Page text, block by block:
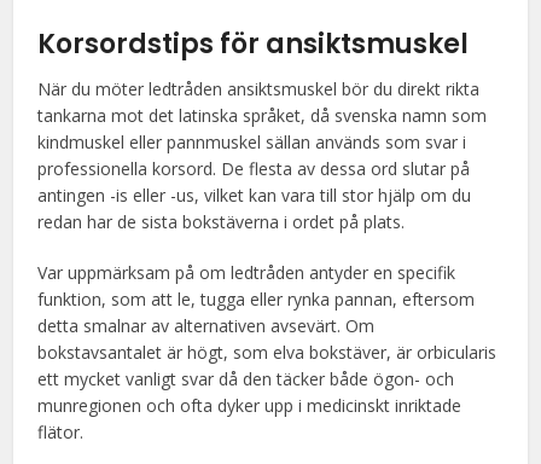
Korsordstips för ansiktsmuskel
När du möter ledtråden ansiktsmuskel bör du direkt rikta
tankarna mot det latinska språket, då svenska namn som
kindmuskel eller pannmuskel sällan används som svar i
professionella korsord. De flesta av dessa ord slutar på
antingen -is eller -us, vilket kan vara till stor hjälp om du
redan har de sista bokstäverna i ordet på plats.
Var uppmärksam på om ledtråden antyder en specifik
funktion, som att le, tugga eller rynka pannan, eftersom
detta smalnar av alternativen avsevärt. Om
bokstavsantalet är högt, som elva bokstäver, är orbicularis
ett mycket vanligt svar då den täcker både ögon- och
munregionen och ofta dyker upp i medicinskt inriktade
flätor.